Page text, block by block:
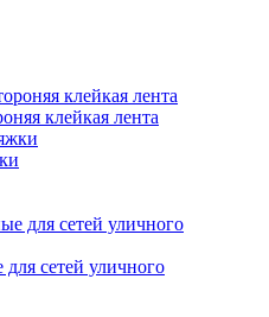
клейкая лента
сетей уличного